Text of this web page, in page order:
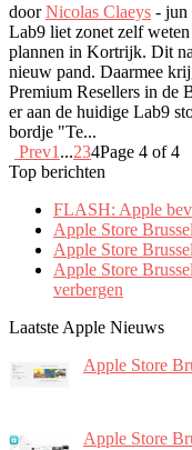
doorNicolas Claeys - jun
Lab9 liet zonet zelf
plannen in Kortrijk. Dit
nieuw pand. Daarmee
Premium Resellers in de
er aan de huidige Lab9
bordje "Te...
Prev1 ...234Page 4 of 4
Top berichten
FLASH: Apple
Apple Store
Apple Store
Apple Store
verbergen
Laatste Apple Nieuws
Apple Store
Apple Store